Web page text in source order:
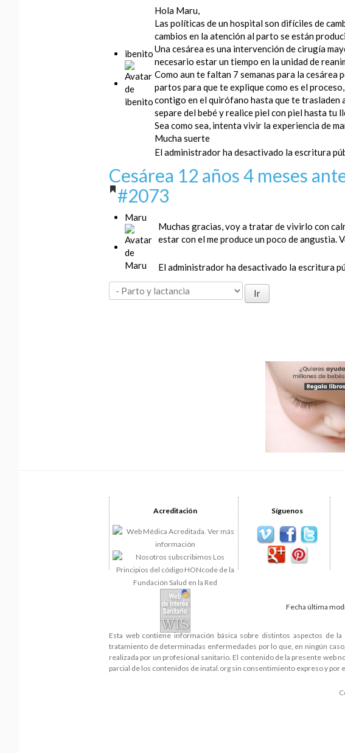
ibenito
Hola Maru,
Las políticas de un hospital son difíciles de
cambios en la atención al parto se están
Una cesárea es una intervención de cirugía
necesario estar un tiempo en la unidad de
Como aun te faltan 7 semanas para la
partos para que te explique como es el
contigo en el quirófano hasta que te trasladen
separe del bebé y realice piel con piel hasta tu
Sea como sea, intenta vivir la experiencia de
Mucha suerte
El administrador ha desactivado la escritura
Cesárea 12 años 4 meses
#2073
Maru
Muchas gracias, voy a tratar de vivirlo con
estar con el me produce un poco de angustia.
El administrador ha desactivado la escritura
Acreditación Síguenos
Fecha última
Esta web contiene información básica sobre distintos aspectos de
tratamiento de determinadas enfermedades por lo que, en ningún
realizada por un profesional sanitario. El contenido de la presente web
parcial de los contenidos de inatal.org sin consentimiento expreso y por